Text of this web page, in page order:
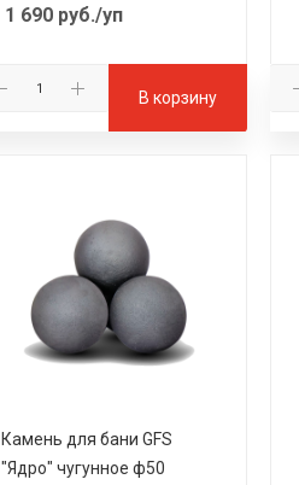
1 690руб./уп
В корзину
Камень для бани GFS
"Ядро" чугунное ф50